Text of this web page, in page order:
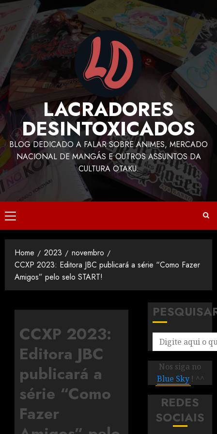
LACRADORES
DESINTOXICADOS
BLOG DEDICADO A FALAR SOBRE ANIMES, MERCADO
NACIONAL DE MANGÁS E OUTROS ASSUNTOS DA
CULTURA OTAKU.
Home 2023
novembro
CCXP 2023: Editora JBC publicará a série “Como Fazer
Amigos” pelo selo START!
CCXP 2023:
Editora JBC
publicará a
série “Como
Fazer
Nos siga no
Blue Sky ! ^^
REDES
SOCIAIS